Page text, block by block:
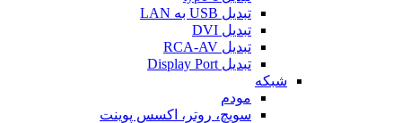
تبدیل USB به LAN
تبدیل DVI
تبدیل RCA-AV
تبدیل Display Port
شبکه
مودم
سویچ، روتر، اکسس پوینت